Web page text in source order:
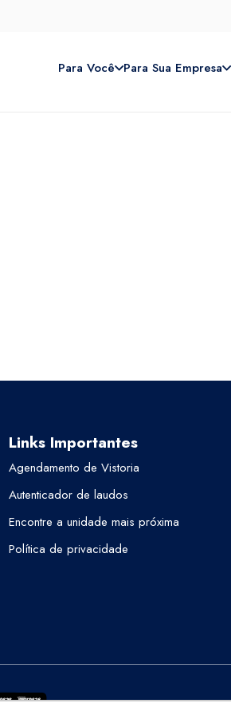
Para Você Para Sua Empresa
Links Importantes
Agendamento de Vistoria
Autenticador de laudos
Encontre a unidade mais próxima
Política de privacidade